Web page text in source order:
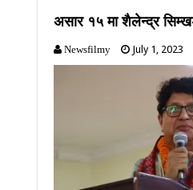
असार १५ मा शैलेन्द्र
Newsfilmy July 1, 2023